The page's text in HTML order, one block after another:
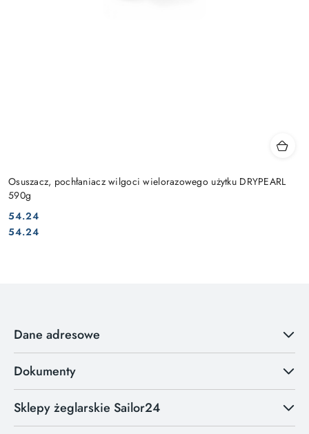
Osuszacz, pochłaniacz wilgoci wielorazowego użytku DRYPEARL
590g
Cena:
54.24
Cena:
54.24
Dane adresowe
Dokumenty
Sklepy żeglarskie Sailor24